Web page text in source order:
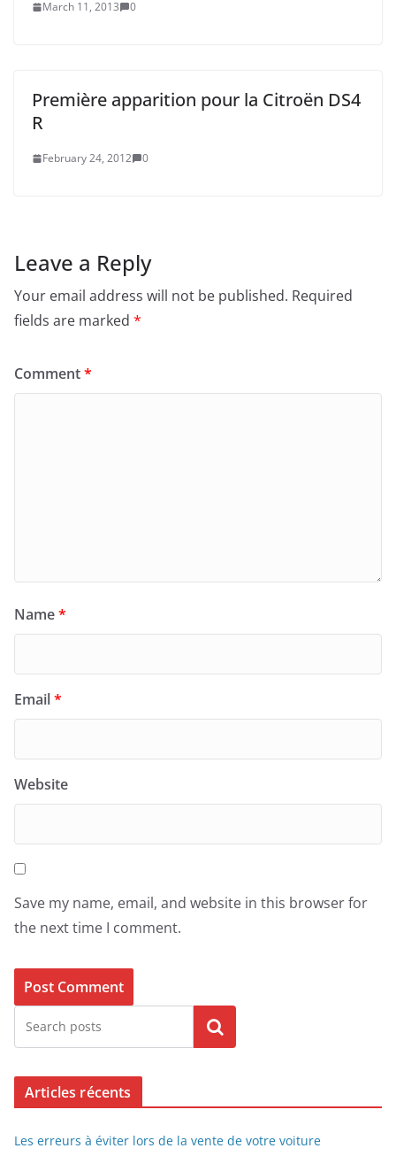
March 11, 2013 0
Première apparition pour la Citroën DS4
R
February 24, 2012 0
Leave a Reply
Your email address will not be published. Required
fields are marked *
Comment*
Name*
Email*
Website
Save my name, email, and website in this browser for
the next time I comment.
Search
Articles récents
Les erreurs à éviter lors de la vente de votre voiture